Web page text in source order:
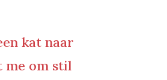
kat naar
me om stil